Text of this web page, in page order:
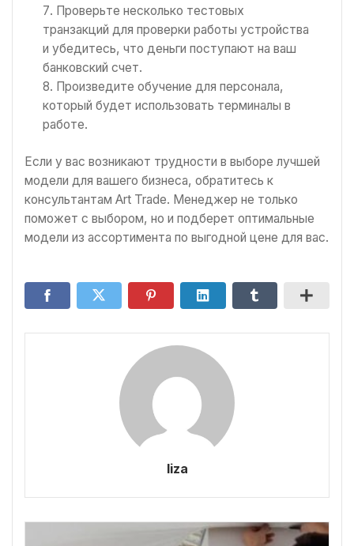
Проверьте несколько тестовых
транзакций для проверки работы устройства
и убедитесь, что деньги поступают на ваш
банковский счет.
Произведите обучение для персонала,
который будет использовать терминалы в
работе.
Если у вас возникают трудности в выборе лучшей
модели для вашего бизнеса, обратитесь к
консультантам Art Trade. Менеджер не только
поможет с выбором, но и подберет оптимальные
модели из ассортимента по выгодной цене для вас.
liza